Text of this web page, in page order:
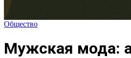
Общество
Мужская мода: